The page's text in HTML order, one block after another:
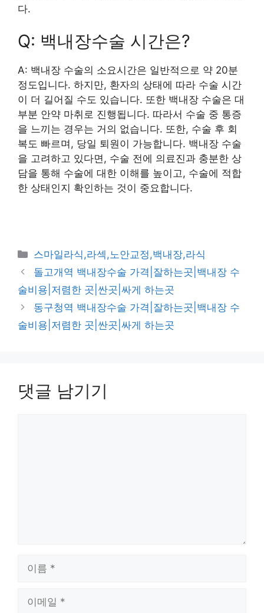
다.
Q: 백내장수술 시간은?
A: 백내장 수술의 소요시간은 일반적으로 약 20분
정도입니다. 하지만, 환자의 상태에 따라 수술 시간
이 더 길어질 수도 있습니다. 또한 백내장 수술은 대
부분 안약 마취로 진행됩니다. 따라서 수술 중 통증
을 느끼는 경우는 거의 없습니다. 또한, 수술 후 회
복도 빠르며, 당일 퇴원이 가능합니다. 백내장 수술
을 고려하고 있다면, 수술 전에 의료진과 충분한 상
담을 통해 수술에 대한 이해를 높이고, 수술에 적합
한 상태인지 확인하는 것이 중요합니다.
카
테
리
스마일라식,라섹,노안교정,백내장,라식
돌고개역 백내장수술 가격|잘하는곳|백내장 수
술비용|저렴한 곳|싼곳|싸게 하는곳
동구청역 백내장수술 가격|잘하는곳|백내장 수
술비용|저렴한 곳|싼곳|싸게 하는곳
댓글 남기기